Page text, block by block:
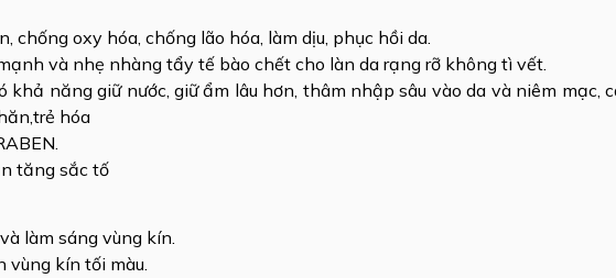
chống oxy hóa, chống lão hóa, làm dịu, phục hồi da.
và nhẹ nhàng tẩy tế bào chết cho làn da rạng rỡ không tì vết.
khả năng giữ nước, giữ ẩm lâu hơn, thâm nhập sâu vào da và niêm mạc,
hóa
tăng sắc tố
làm sáng vùng kín.
vùng kín tối màu.